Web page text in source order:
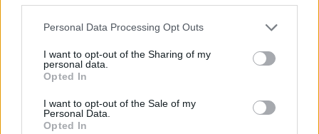
Please note that this website/app uses one or more Google
not limited to your visit or usage behaviour. You may click to
grant or deny consent to Google and its third-party tags to
use your data for below specified purposes in below Google
consent section.
Personal Data Processing Opt Outs
I want to opt-out of the Sharing of my
personal data.
Opted In
I want to opt-out of the Sale of my
Personal Data.
Opted In
KISZÁMOLOM!